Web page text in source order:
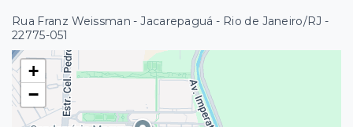
Rua Franz Weissman - Jacarepaguá - Rio de Janeiro/RJ -
22775-051
+
−